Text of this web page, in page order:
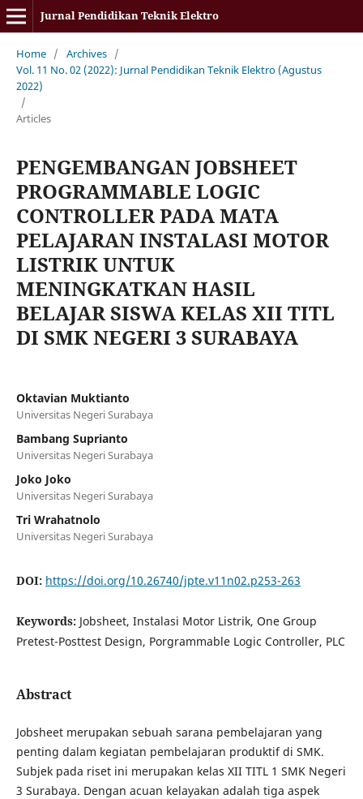
Jurnal Pendidikan Teknik Elektro
Home / Archives /
Vol. 11 No. 02 (2022): Jurnal Pendidikan Teknik Elektro (Agustus
2022)
/
Articles
PENGEMBANGAN JOBSHEET
PROGRAMMABLE LOGIC
CONTROLLER PADA MATA
PELAJARAN INSTALASI MOTOR
LISTRIK UNTUK
MENINGKATKAN HASIL
BELAJAR SISWA KELAS XII TITL
DI SMK NEGERI 3 SURABAYA
Oktavian Muktianto
Universitas Negeri Surabaya
Bambang Suprianto
Universitas Negeri Surabaya
Joko Joko
Universitas Negeri Surabaya
Tri Wrahatnolo
Universitas Negeri Surabaya
DOI: https://doi.org/10.26740/jpte.v11n02.p253-263
Keywords: Jobsheet, Instalasi Motor Listrik, One Group
Pretest-Posttest Design, Porgrammable Logic Controller, PLC
Abstract
Jobsheet merupakan sebuah sarana pembelajaran yang
penting dalam kegiatan pembelajaran produktif di SMK.
Subjek pada riset ini merupakan kelas XII TITL 1 SMK Negeri
3 Surabaya. Dengan acuan kelayakan adalah tiga aspek